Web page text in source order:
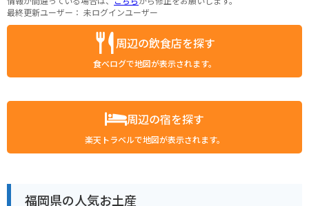
最終更新ユーザー： 未ログインユーザー
周辺の飲食店を探す
食べログで地図が表示されます。
周辺の宿を探す
楽天トラベルで地図が表示されます。
福岡県の人気お土産